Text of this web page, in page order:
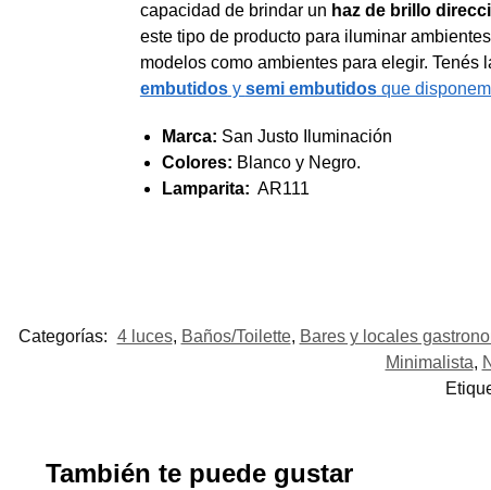
capacidad de brindar un haz de brillo
este tipo de producto para iluminar
modelos como ambientes para elegir.
embutidosy semi embutidosque
Marca: San Justo Iluminación
Colores: Blanco y Negro.
Lamparita: AR111
Categorías: 4 luces, Baños/Toilette, Bares y locales
Minimalista,
También te puede gustar